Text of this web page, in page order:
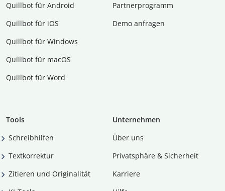
Quillbot für Android
Quillbot für iOS
Quillbot für Windows
Quillbot für macOS
Quillbot für Word
Partnerprogramm
Demo anfragen
Tools
Schreibhilfen
Textkorrektur
Zitieren und Originalität
Unternehmen
Über uns
Privatsphäre & Sicherheit
Karriere